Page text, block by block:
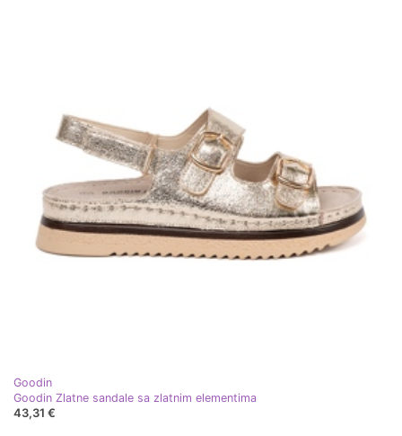
Goodin
Goodin Zlatne sandale sa zlatnim elementima
43,31 €